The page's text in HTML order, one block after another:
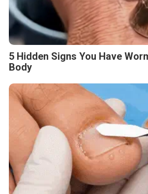
5 Hidden Signs You Have
Body
Fungus Dries Up And Falls Off
First Use